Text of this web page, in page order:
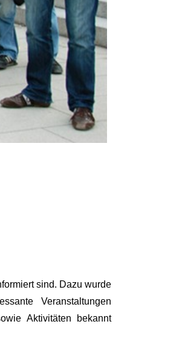
sind. Dazu wurde
Veranstaltungen
Aktivitäten bekannt